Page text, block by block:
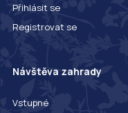
Přihlásit se
Registrovat se
Návštěva zahrady
Vstupné